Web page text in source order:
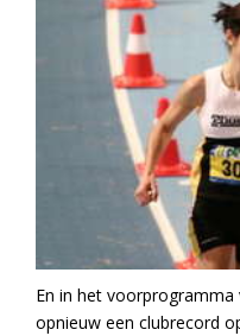
En in het
opnieuw een clubrecord